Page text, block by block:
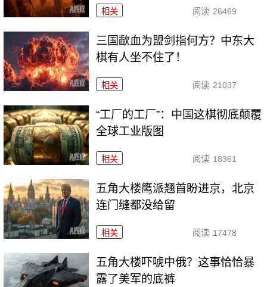
相关 阅读 26469
三国歃血为盟剑指何方？中东大
棋有人坐不住了！
相关 阅读 21037
“工厂的工厂”：中国这棋彻底颠覆
全球工业版图
相关 阅读 18361
五角大楼鹰派翘首盼进京，北京
连门缝都没给留
相关 阅读 17478
五角大楼吓唬中俄？这事恰恰暴
露了美军的底裤